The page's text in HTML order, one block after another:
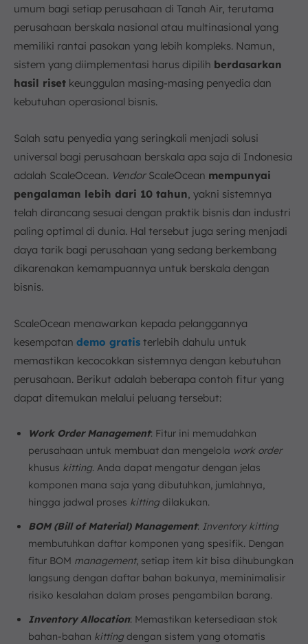
umum bagi setiap perusahaan di Tanah Air, terutama
perusahaan berskala nasional atau multinasional yang
memiliki rantai pasokan yang lebih kompleks. Namun,
sistem yang diimplementasi harus dipilih berdasarkan
hasil riset keunggulan masing-masing penyedia dan
kebutuhan operasional bisnis.
Salah satu penyedia yang seringkali menjadi solusi
universal bagi perusahaan berskala apa saja di Indonesia
adalah ScaleOcean. VendorScaleOcean mempunyai
pengalaman lebih dari 10 tahun, yakni sistemnya
telah dirancang sesuai dengan praktik bisnis dan industri
paling optimal di dunia. Hal tersebut juga sering menjadi
daya tarik bagi perusahaan yang sedang berkembang
dikarenakan kemampuannya untuk berskala dengan
bisnis.
ScaleOcean menawarkan kepada pelanggannya
kesempatan demo gratis terlebih dahulu untuk
memastikan kecocokkan sistemnya dengan kebutuhan
perusahaan. Berikut adalah beberapa contoh fitur yang
dapat ditemukan melalui peluang tersebut:
Work Order Management: Fitur ini memudahkan
perusahaan untuk membuat dan mengelola work order
khusus kitting. Anda dapat mengatur dengan jelas
komponen mana saja yang dibutuhkan, jumlahnya,
hingga jadwal proses kittingdilakukan.
BOM (Bill of Material) Management: Inventory kitting
membutuhkan daftar komponen yang spesifik. Dengan
fitur BOM management, setiap item kit bisa dihubungkan
langsung dengan daftar bahan bakunya, meminimalisir
risiko kesalahan dalam proses pengambilan barang.
Inventory Allocation: Memastikan ketersediaan stok
bahan-bahan kittingdengan sistem yang otomatis